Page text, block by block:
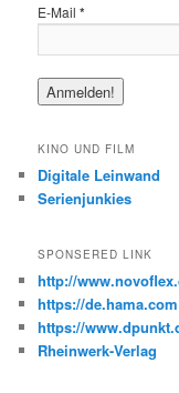
E-Mail*
KINO UND FILM
Digitale Leinwand
Serienjunkies
SPONSERED LINK
http://
https://de.hama.com
https://
Rheinwerk-Verlag